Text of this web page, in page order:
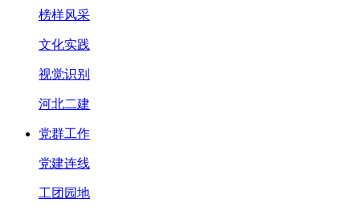
榜样风采
文化实践
视觉识别
河北二建
党群工作
党建连线
工团园地